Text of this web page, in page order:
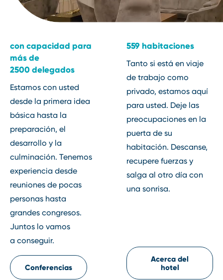
con capacidad para
más de
2500 delegados
Estamos con usted
desde la primera idea
básica hasta la
preparación, el
desarrollo y la
culminación. Tenemos
experiencia desde
reuniones de pocas
personas hasta
grandes congresos.
Juntos lo vamos
a conseguir.
Conferencias
559 habitaciones
Tanto si está en viaje
de trabajo como
privado, estamos aquí
para usted. Deje las
preocupaciones en la
puerta de su
habitación. Descanse,
recupere fuerzas y
salga al otro día con
una sonrisa.
Acerca del
hotel